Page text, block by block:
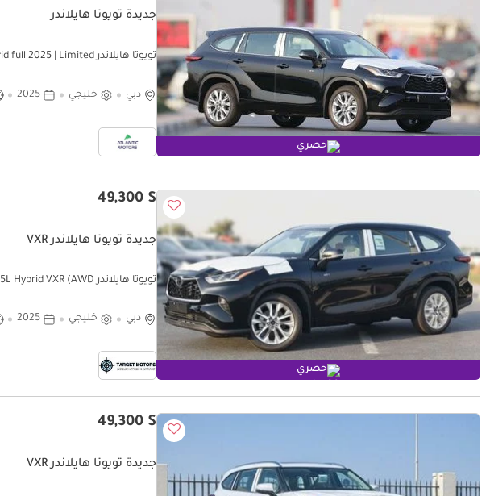
حصري
جديدة تويوتا هايلاندر
تويوتا هايلاندر Toyota Highlander Hybrid full 2025 | Limited | (للتصدير فقط)
دبي خليجي 2025
حصري
$ 49,300
جديدة تويوتا هايلاندر VXR
تويوتا هايلاندر VXR 2.5L Hybrid VXR (AWD)
دبي خليجي 2025
$ 49,300
جديدة تويوتا هايلاندر VXR